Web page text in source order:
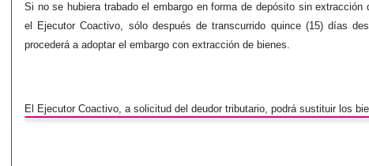
Si no se hubiera trabado el embargo en forma de depósito sin extracción
el Ejecutor Coactivo, sólo después de transcurrido quince (15) días
procederá a adoptar el embargo con extracción de bienes.
El Ejecutor Coactivo, a solicitud del deudor tributario, podrá sustituir los